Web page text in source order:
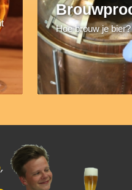
Hoe brouw je bier?